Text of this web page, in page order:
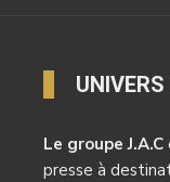
Le groupe J.A.C
presse à